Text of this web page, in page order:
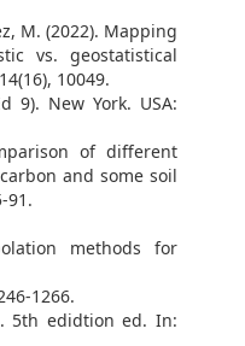
M. (2022). Mapping
vs. geostatistical
10049.
9). New York. USA:
of different
and some soil
91.
methods for
1266.
5th edidtion ed. In: